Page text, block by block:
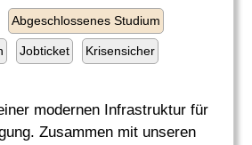
Abgeschlossenes Studium
Jobticket Krisensicher
modernen Infrastruktur für
Zusammen mit unseren